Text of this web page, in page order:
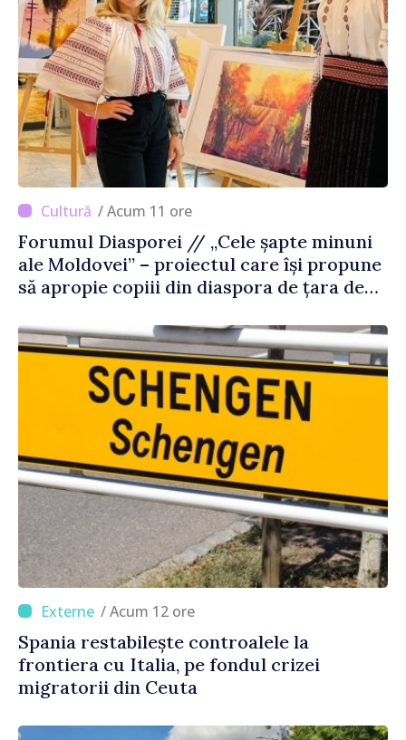
/ Acum 11 ore
Forumul Diasporei // „Cele șapte minuni
ale Moldovei” – proiectul care își propune
să apropie copiii din diaspora de țara de
/ Acum 12 ore
Spania restabilește controalele la
frontiera cu Italia, pe fondul crizei
migratorii din Ceuta